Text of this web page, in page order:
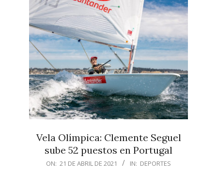
Vela Olímpica: Clemente Seguel
sube 52 puestos en Portugal
2021-ON: 21 DE ABRIL DE 2021 IN: DEPORTES